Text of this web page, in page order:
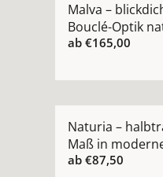
Malva –
Bouclé-Optik
ab €165,00
Naturia –
Maß in
ab €87,50